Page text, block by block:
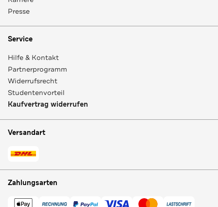
Presse
Service
Hilfe & Kontakt
Partnerprogramm
Widerrufsrecht
Studentenvorteil
Kaufvertrag widerrufen
Versandart
Zahlungsarten